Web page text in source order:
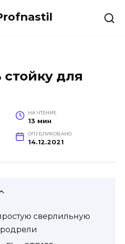
стойку для
НА ЧТЕНИЕ
13 мин
ОПУБЛИКОВАНО
14.12.2021
сверлильную